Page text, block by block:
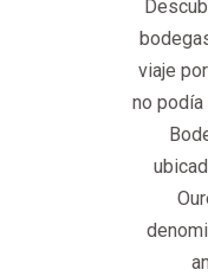
viaje
no podía